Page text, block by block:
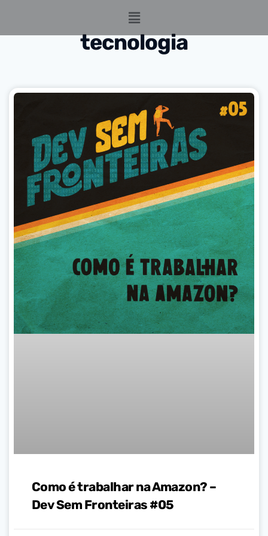
tecnologia
Como é trabalhar na Amazon? –
Dev Sem Fronteiras #05